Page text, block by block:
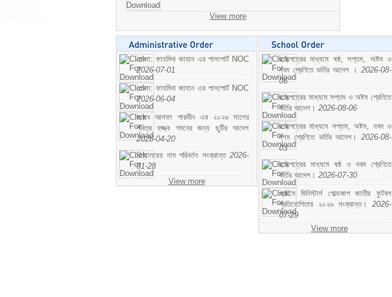
View more
মোসা: ফাহমিদা জাহান এর পাসপোর্ট NOC
2026-07-01
মোসা: ফাহমিদা জাহান এর পাসপোর্ট NOC
2026-06-04
জনাব আলফা পারভীন এর ২০২৬ সালের
পবিত্র হজ্জ্ব গমনের জন্য ছুটির আদেশ
2026-04-20
বিদ্যালয়ের নাম পরিবর্তন সংক্রান্ত 2026-
01-28
View more
ছাড়পত্রের মাধ্যমে ষষ্ঠ, সপ্তম, অষ্টম ও
নবম শ্রেণিতে ভর্তির আদেশ । 2026-08-
06
ছাড়পত্রের মাধ্যমে সপ্তম ও অষ্টম শ্রেণিতে
ভর্তির আদেশ। 2026-08-06
ছাড়পত্রের মাধ্যমে সপ্তম, অষ্টম, নবম ও
দশম শ্রেণিতে ভর্তির আদেশ। 2026-08-
03
ছাড়পত্রের মাধ্যমে ষষ্ঠ ও নবম শ্রেণিতে
ভর্তির আদেশ। 2026-07-30
প্রাইম মিনিস্টার্স গোল্ডকাপ জাতীয় ফুটবল
প্রতিযোগিতায় ২০২৬ সংক্রান্ত। 2026-
07-29
View more